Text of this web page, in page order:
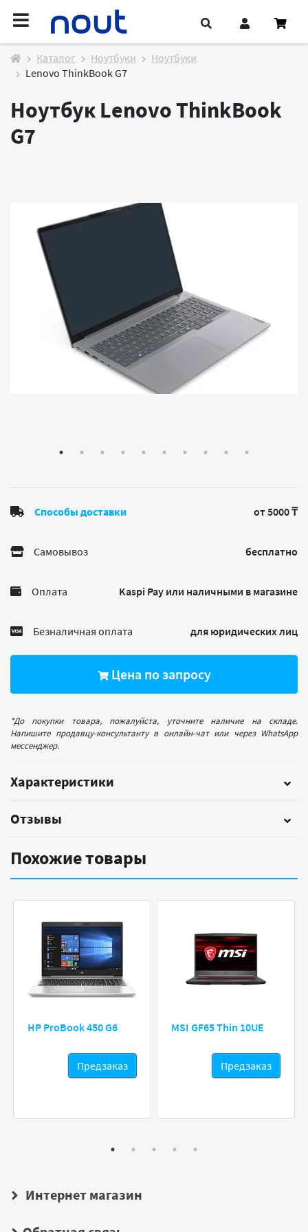
Каталог Ноутбуки
Ноутбуки
Lenovo ThinkBook G7
Ноутбук Lenovo ThinkBook
G7
Способы доставки от 5000 ₸
Самовывоз бесплатно
Оплата Kaspi Pay или наличными в магазине
Безналичная оплата для юридических лиц
Цена по запросу
*До покупки товара, пожалуйста, уточните наличие на складе.
Напишите продавцу-консультанту в онлайн-чат или через WhatsApp
мессенджер.
Характеристики
Отзывы
Похожие товары
HP ProBook 450 G6
Предзаказ
MSI GF65 Thin 10UE
Предзаказ
Интернет магазин